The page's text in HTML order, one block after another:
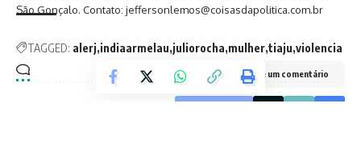
São Gonçalo. Contato: jeffersonlemos@coisasdapolitica.com.br
Deixe um comentário
TAGGED: alerj indiaarmelau juliorocha mulher tiaju violencia